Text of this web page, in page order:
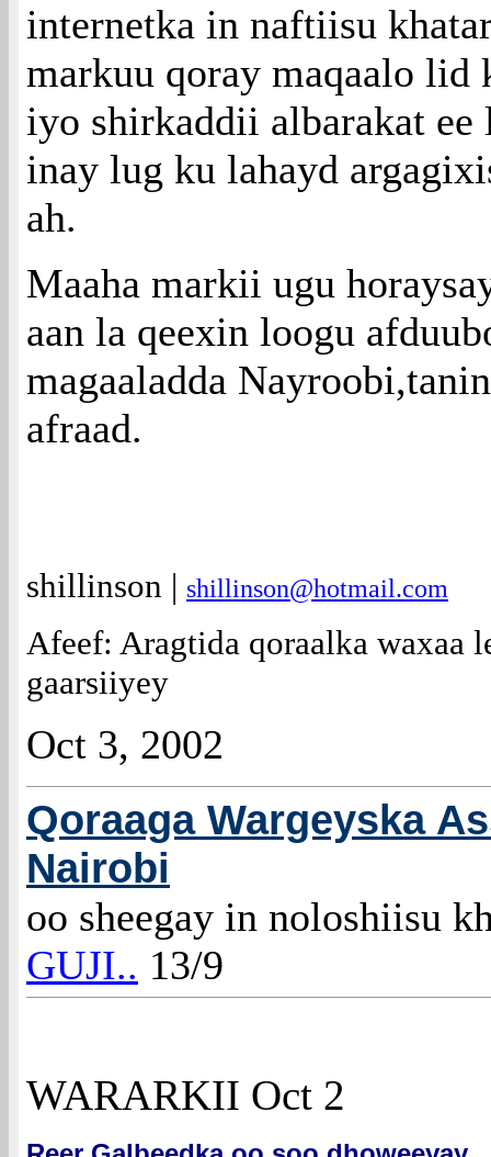
internetka in naftiisu
markuu qoray maqaalo lid
iyo shirkaddii albarakat
inay lug ku lahayd
ah.
Maaha markii ugu
aan la qeexin loogu
magaaladda
afraad.
shillinson | shillinson@hotmail.com
Afeef: Aragtida qoraalka waxaa
gaarsiiyey
Oct 3, 2002
Qoraaga Wargeyska
Nairobi
oo sheegay in noloshiisu
GUJI.. 13/9
WARARKII Oct 2